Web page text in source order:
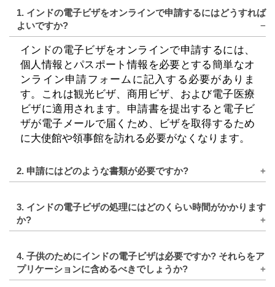
1. インドの電子ビザをオンラインで申請するにはどうすれば
よいですか?
インドの電子ビザをオンラインで申請するには、
個人情報とパスポート情報を必要とする簡単なオ
ンライン申請フォームに記入する必要がありま
す。これは観光ビザ、商用ビザ、および電子医療
ビザに適用されます。申請書を提出すると電子ビ
ザが電子メールで届くため、ビザを取得するため
に大使館や領事館を訪れる必要がなくなります。
2. 申請にはどのような書類が必要ですか?
定日から少なくとも 6 か月有効なパスポートが必
要です。さらに、パスポートの経歴ページのカラ
あります。必要な追加書類は訪問の目的によって
異なる場合があります。
3. インドの電子ビザの処理にはどのくらい時間がかかります
か?
です。ただし、場合によっては処理に最大 3 ～ 5
日かかる場合があります。
4. 子供のためにインドの電子ビザは必要ですか? それらをア
プリケーションに含めるべきでしょうか?